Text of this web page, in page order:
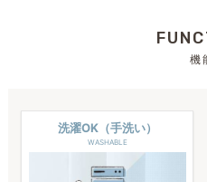
機
洗濯OK（手洗い）
WASHABLE